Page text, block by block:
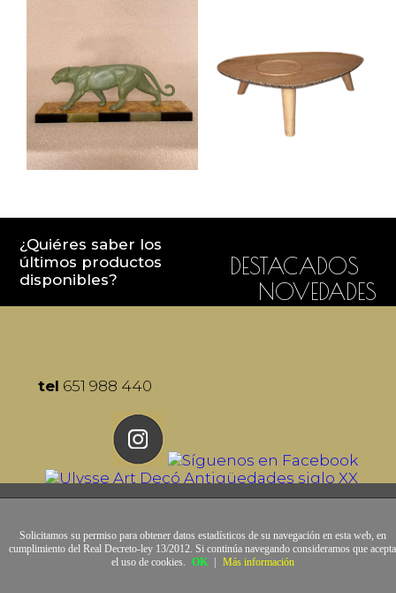
¿Quiéres saber los
últimos productos
disponibles?
DESTACADOS
NOVEDADES
tel 651 988 440
Solicitamos su permiso para obtener datos estadísticos de su navegación en esta web, en
cumplimiento del Real Decreto-ley 13/2012. Si continúa navegando consideramos que acepta
el uso de cookies. OK Más información